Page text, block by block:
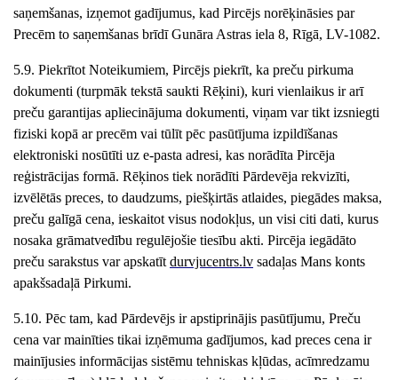
saņemšanas, izņemot gadījumus, kad Pircējs norēķināsies par
Precēm to saņemšanas brīdīGunāra Astras iela 8, Rīgā, LV-1082.
5.9. Piekrītot Noteikumiem, Pircējs piekrīt, ka preču pirkuma
dokumenti (turpmāk tekstā saukti Rēķini), kuri vienlaikus ir arī
preču garantijas apliecinājuma dokumenti, viņam var tikt izsniegti
fiziski kopā ar precēm vai tūlīt pēc pasūtījuma izpildīšanas
elektroniski nosūtīti uz e-pasta adresi, kas norādīta Pircēja
reģistrācijas formā. Rēķinos tiek norādīti Pārdevēja rekvizīti,
izvēlētās preces, to daudzums, piešķirtās atlaides, piegādes maksa,
preču galīgā cena, ieskaitot visus nodokļus, un visi citi dati, kurus
nosaka grāmatvedību regulējošie tiesību akti. Pircēja iegādāto
preču sarakstus var apskatīt durvjucentrs.lv sadaļas Mans konts
apakšsadaļā Pirkumi.
5.10. Pēc tam, kad Pārdevējs ir apstiprinājis pasūtījumu, Preču
cena var mainīties tikai izņēmuma gadījumos, kad preces cena ir
mainījusies informācijas sistēmu tehniskas kļūdas, acīmredzamu